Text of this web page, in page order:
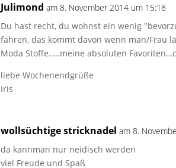
Julimond am 8. November 2014 um 15:18
Du hast recht, du wohnst ein wenig
fahren, das kommt davon wenn man/Frau
Moda Stoffe…..meine absoluten
liebe Wochenendgrüße
Iris
wollsüchtige stricknadel am 8.
da kannman nur neidisch werden
viel Freude und Spaß